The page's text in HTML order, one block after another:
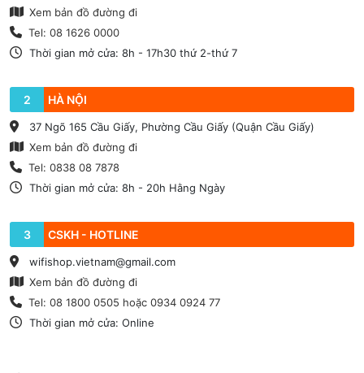
Xem bản đồ đường đi
Tel: 08 1626 0000
Thời gian mở cửa: 8h - 17h30 thứ 2-thứ 7
2 HÀ NỘI
37 Ngõ 165 Cầu Giấy, Phường Cầu Giấy (Quận Cầu Giấy)
Xem bản đồ đường đi
Tel: 0838 08 7878
Thời gian mở cửa: 8h - 20h Hằng Ngày
3 CSKH - HOTLINE
wifishop.vietnam@gmail.com
Xem bản đồ đường đi
Tel: 08 1800 0505 hoặc 0934 0924 77
Thời gian mở cửa: Online